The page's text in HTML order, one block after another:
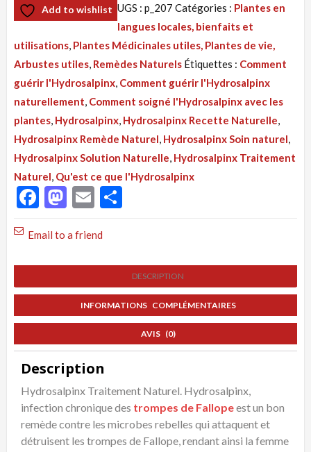
Tisane 207
Hydrosalpinx,
Salpingite,
Traitement
Naturel
Par
la
Plante
Add to wishlist UGS : p_207 Catégories : Plantes en
langues locales, bienfaits et
utilisations Plantes Médicinales utiles, Plantes de vie,
Arbustes utiles Remèdes Naturels Étiquettes : Comment
guérir l'Hydrosalpinx Comment guérir l'Hydrosalpinx
naturellement Comment soigné l'Hydrosalpinx avec les
plantes Hydrosalpinx Hydrosalpinx Recette Naturelle
Hydrosalpinx Remède Naturel Hydrosalpinx Soin naturel
Hydrosalpinx Solution Naturelle Hydrosalpinx Traitement
Naturel Qu'est ce que l'Hydrosalpinx
Facebook
Mastodon
Email
Email to a friend
DESCRIPTION
INFORMATIONS COMPLÉMENTAIRES
AVIS (0)
Description
Hydrosalpinx Traitement Naturel. Hydrosalpinx,
infection chronique des trompes de Fallopeest un bon
remède contre les microbes rebelles qui attaquent et
détruisent les trompes de Fallope, rendant ainsi la femme